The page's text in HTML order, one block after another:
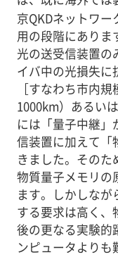
京QKDネットワー
用の段階にありま
光の送受信装置の
イバ中の光損失に
［すなわち市内
1000km）あるい
には「量子中継
信装置に加えて「
きました。そのた
物質量子メモリの
ます。しかしな
する要求は高く、
後の更なる実験的
ンピュータよりも